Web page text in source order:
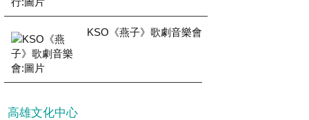
KSO《燕子》歌劇音樂會
高雄文化中心